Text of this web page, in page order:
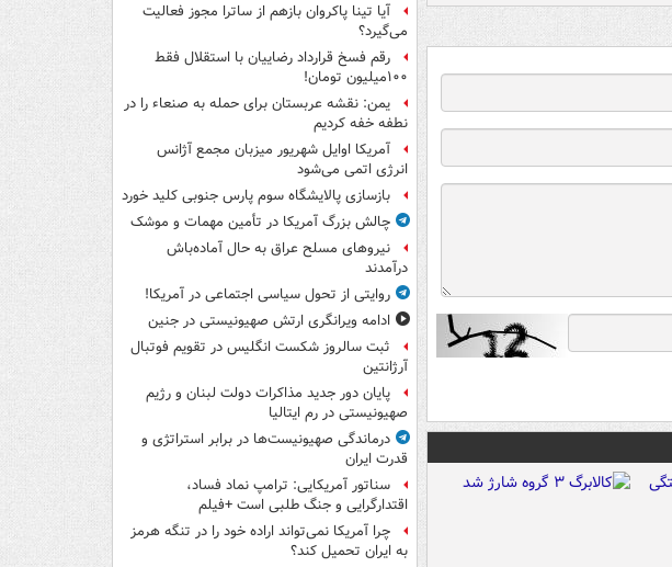
آیا تینا پاکروان بازهم از ساترا مجوز فعالیت
می‌گیرد؟
رقم فسخ قرارداد رضاییان با استقلال فقط
۱۰۰میلیون تومان!
یمن: نقشه عربستان برای حمله به صنعاء را در
نطفه خفه کردیم
آمریکا اوایل شهریور میزبان مجمع آژانس
انرژی اتمی می‌شود
بازسازی پالایشگاه سوم پارس جنوبی کلید خورد
چالش بزرگ آمریکا در تأمین مهمات و موشک
نیروهای مسلح عراق به حال آماده‌باش
درآمدند
روایتی از تحول سیاسی اجتماعی در آمریکا!
ادامه ویرانگری ارتش صهیونیستی در جنین
ثبت سالروز شکست انگلیس در تقویم فوتبال
آرژانتین
پایان دور جدید مذاکرات دولت لبنان و رژیم
صهیونیستی در رم ایتالیا
درماندگی صهیونیست‌ها در برابر استراتژی و
قدرت ایران
سناتور آمریکایی: ترامپ نماد فساد،
اقتدارگرایی و جنگ طلبی است +فیلم
چرا آمریکا نمی‌تواند اراده خود را در تنگه هرمز
به ایران تحمیل کند؟